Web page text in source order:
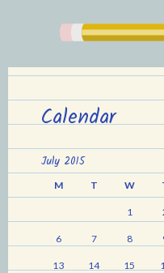
Calendar
July 2015
M T W
1
6 7 8
13 14 15